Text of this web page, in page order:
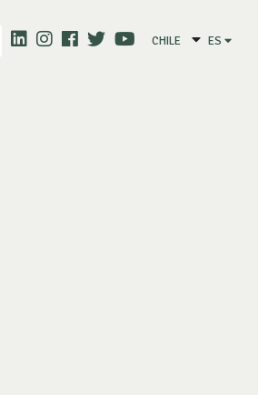
CHILE ES